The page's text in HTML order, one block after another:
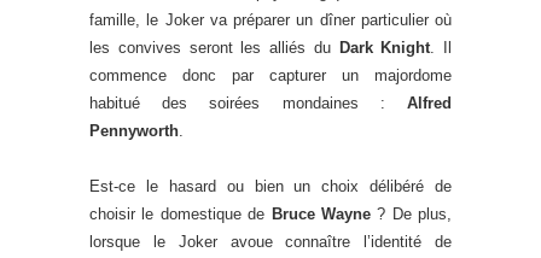
famille, le Joker va préparer un dîner particulier où
les convives seront les alliés du Dark Knight
commence donc par capturer un majordome
habitué des soirées mondaines : Alfred
Pennyworth
Est-ce le hasard ou bien un choix délibéré de
choisir le domestique de Bruce Wayne? De plus,
lorsque le Joker avoue connaître l’identité de